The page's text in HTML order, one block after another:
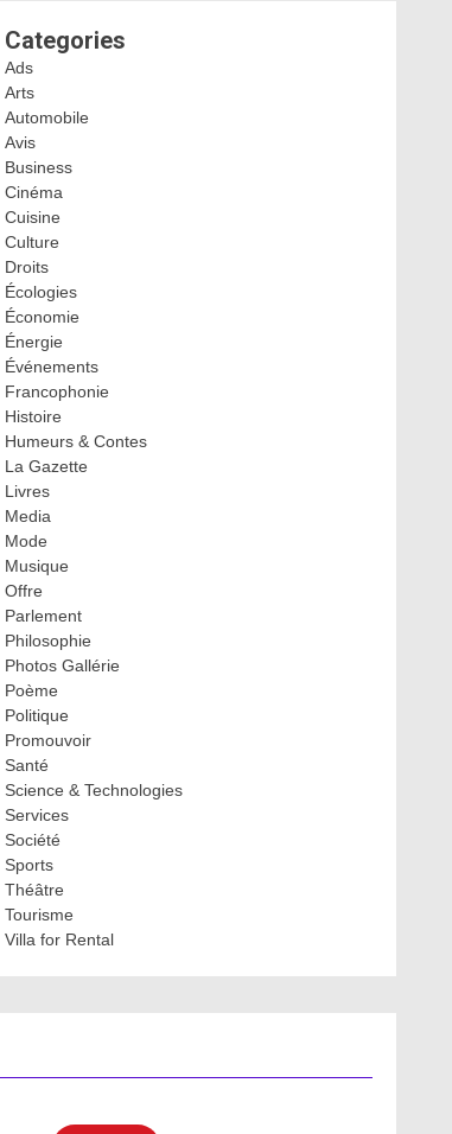
Categories
Ads
Arts
Automobile
Avis
Business
Cinéma
Cuisine
Culture
Droits
Écologies
Économie
Énergie
Événements
Francophonie
Histoire
Humeurs & Contes
La Gazette
Livres
Media
Mode
Musique
Offre
Parlement
Philosophie
Photos Gallérie
Poème
Politique
Promouvoir
Santé
Science & Technologies
Services
Société
Sports
Théâtre
Tourisme
Villa for Rental